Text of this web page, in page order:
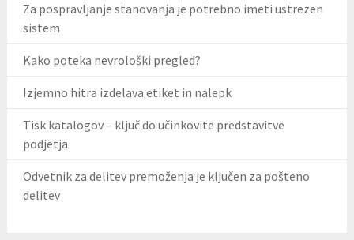
Za pospravljanje stanovanja je potrebno imeti ustrezen
sistem
Kako poteka nevrološki pregled?
Izjemno hitra izdelava etiket in nalepk
Tisk katalogov – ključ do učinkovite predstavitve
podjetja
Odvetnik za delitev premoženja je ključen za pošteno
delitev